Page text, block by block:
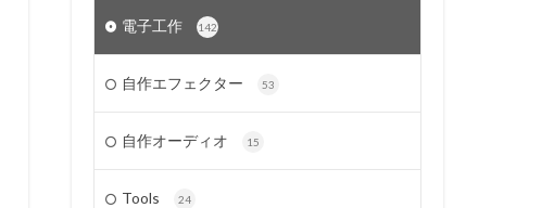
電子工作 142
自作エフェクター 53
自作オーディオ 15
Tools 24